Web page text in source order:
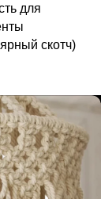
для
скотч)